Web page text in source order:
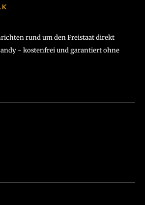
rund um den Freistaat direkt
- kostenfrei und garantiert ohne